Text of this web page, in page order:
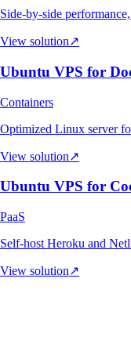
Side-by-side
View solution↗
Ubuntu VPS for
Containers
Optimized Linux server
View solution↗
Ubuntu VPS for
PaaS
Self-host Heroku and
View solution↗